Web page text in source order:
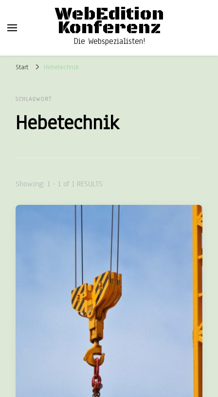
WebEdition
Konferenz
Die Webspezialisten!
Start Hebetechnik
SCHLAGWORT
Hebetechnik
Showing: 1 - 1 of 1 RESULTS